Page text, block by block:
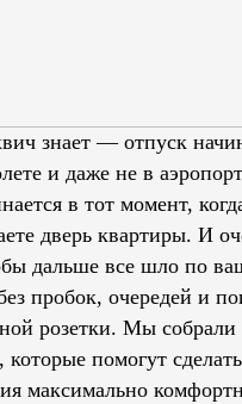
знает — отпуск
и даже не в
в тот момент,
дверь квартиры. И
дальше все шло по
пробок, очередей и
розетки. Мы собрали
помогут
максимально